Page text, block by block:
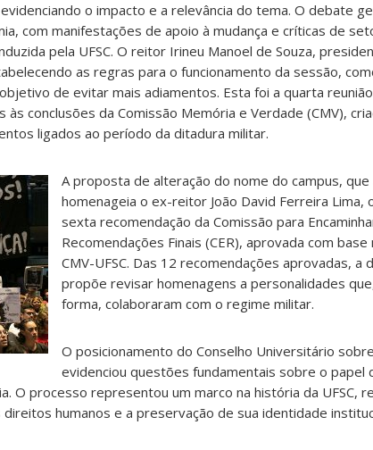
o impacto e a relevância do tema. O debate
com manifestações de apoio à mudança e críticas de
pela UFSC. O reitor Irineu Manoel de Souza,
as regras para o funcionamento da sessão,
de evitar mais adiamentos. Esta foi a quarta
às conclusões da Comissão Memória e Verdade (CMV),
ligados ao período da ditadura militar.
A proposta de alteração do nome do campus,
homenageia o ex-reitor João David Ferreira Lima,
sexta recomendação da Comissão para
Recomendações Finais (CER), aprovada com
CMV-UFSC. Das 12 recomendações aprovadas, a
propõe revisar homenagens a personalidades
forma, colaboraram com o regime militar.
O posicionamento do Conselho Universitário
evidenciou questões fundamentais sobre o papel
O processo representou um marco na história da UFSC,
humanos e a preservação de sua identidade